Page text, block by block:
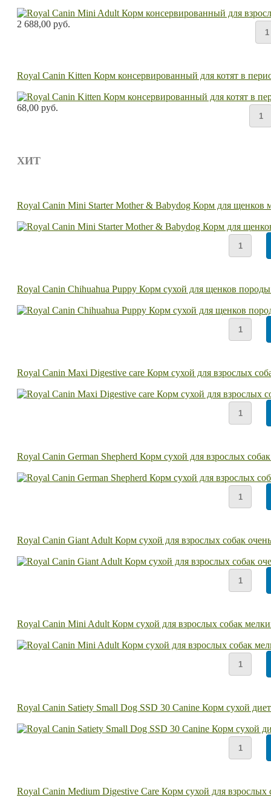
2 688,00 руб.
Royal Canin Kitten Корм консервированный для котят в
68,00 руб.
ХИТ
Royal Canin Mini Starter Mother & Babydog Корм для щенков
Royal Canin Chihuahua Puppy Корм сухой для щенков
Royal Canin Maxi Digestive care Корм сухой для взрослых
Royal Canin German Shepherd Корм сухой для взрослых
Royal Canin Giant Adult Корм сухой для взрослых собак
Royal Canin Mini Adult Корм сухой для взрослых собак
Royal Canin Satiety Small Dog SSD 30 Canine Корм сухой
Royal Canin Medium Digestive Care Корм сухой для